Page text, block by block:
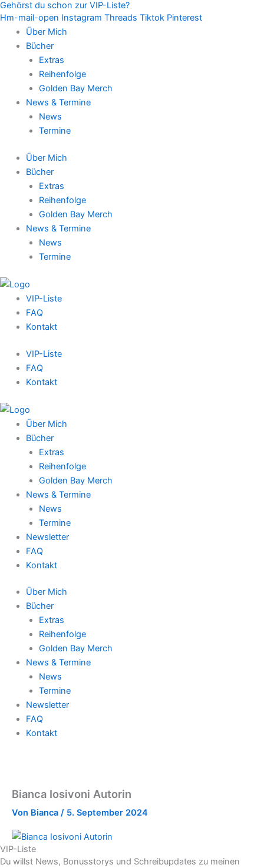
Zum
Inhalt
springen
Gehörst du schon zur VIP-Liste?
Hm-mail-open Instagram Threads Tiktok Pinterest
Über Mich
Bücher
Extras
Reihenfolge
Golden Bay Merch
News & Termine
News
Termine
Über Mich
Bücher
Extras
Reihenfolge
Golden Bay Merch
News & Termine
News
Termine
VIP-Liste
FAQ
Kontakt
VIP-Liste
FAQ
Kontakt
Über Mich
Bücher
Extras
Reihenfolge
Golden Bay Merch
News & Termine
News
Termine
Newsletter
FAQ
Kontakt
Über Mich
Bücher
Extras
Reihenfolge
Golden Bay Merch
News & Termine
News
Termine
Newsletter
FAQ
Kontakt
Bianca Iosivoni Autorin
Von Bianca / 5. September 2024
VIP-Liste
Du willst News, Bonusstorys und Schreibupdates zu meinen